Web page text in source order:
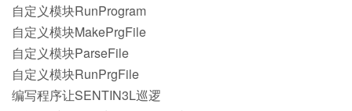
自定义模块RunProgram
自定义模块MakePrgFile
自定义模块ParseFile
自定义模块RunPrgFile
编写程序让SENTIN3L巡逻